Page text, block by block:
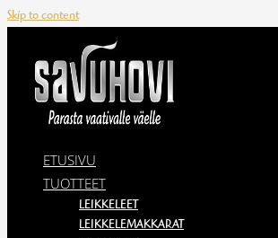
Skip to content
ETUSIVU
TUOTTEET
LEIKKELEET
LEIKKELEMAKKARAT